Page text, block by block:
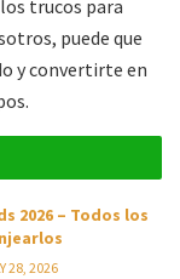
trucos para
puede que
y convertirte en
2026 – Todos los
28, 2026